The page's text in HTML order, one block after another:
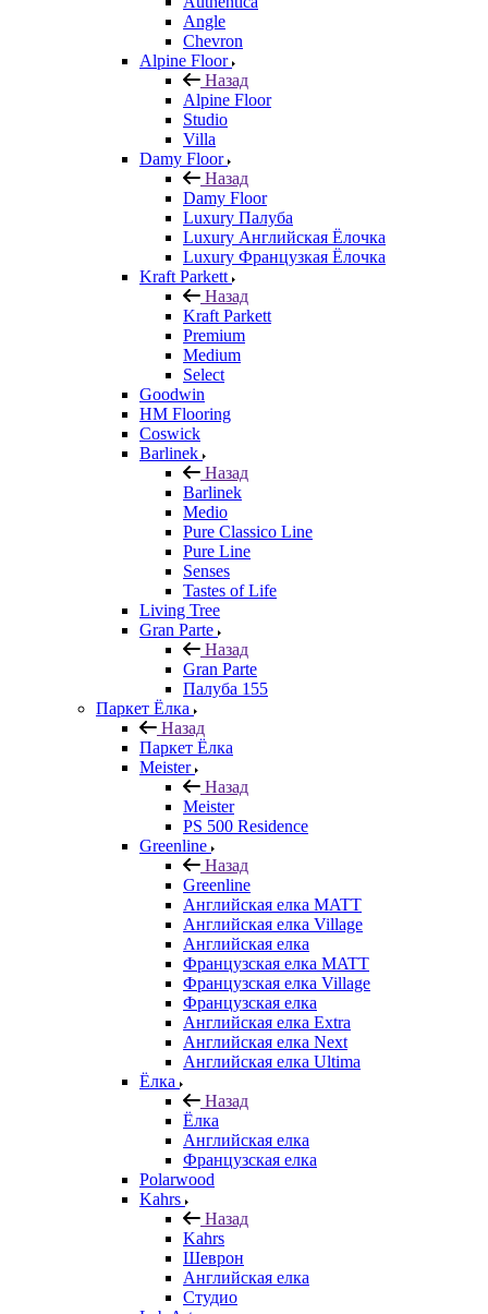
Angle
Chevron
Alpine Floor
Назад
Alpine Floor
Studio
Villa
Damy Floor
Назад
Damy Floor
Luxury Палуба
Luxury Английская Ёлочка
Luxury Французкая Ёлочка
Kraft Parkett
Назад
Kraft Parkett
Premium
Medium
Select
Goodwin
HM Flooring
Coswick
Barlinek
Назад
Barlinek
Medio
Pure Classico Line
Pure Line
Senses
Tastes of Life
Living Tree
Gran Parte
Назад
Gran Parte
Палуба 155
Паркет Ёлка
Назад
Паркет Ёлка
Meister
Назад
Meister
PS 500 Residence
Greenline
Назад
Greenline
Английская елка MATT
Английская елка Village
Английская елка
Французская елка MATT
Французская елка Village
Французская елка
Английская елка Extra
Английская елка Next
Английская елка Ultima
Ёлка
Назад
Ёлка
Английская елка
Французская елка
Polarwood
Kahrs
Назад
Kahrs
Шеврон
Английская елка
Студио